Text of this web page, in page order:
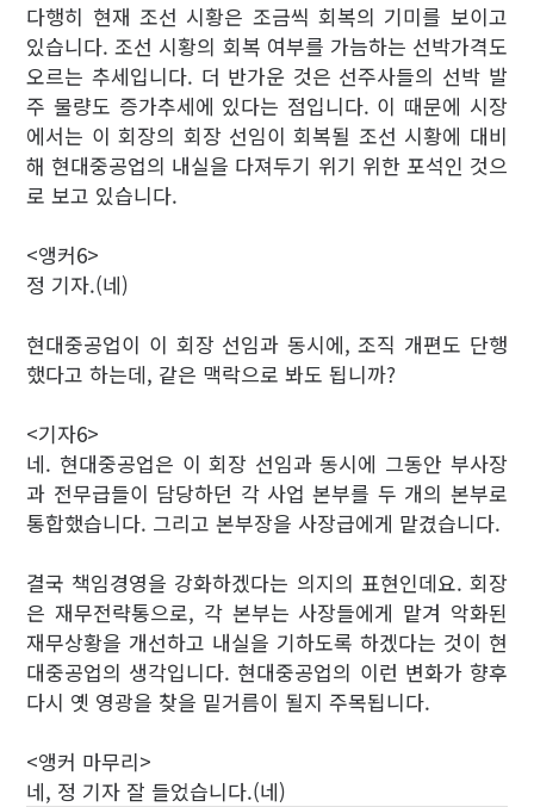
다행히 현재 조선 시황은 조금씩 회복의 기미를 보이고
있습니다. 조선 시황의 회복 여부를 가늠하는 선박가격도
오르는 추세입니다. 더 반가운 것은 선주사들의 선박 발
주 물량도 증가추세에 있다는 점입니다. 이 때문에 시장
에서는 이 회장의 회장 선임이 회복될 조선 시황에 대비
해 현대중공업의 내실을 다져두기 위기 위한 포석인 것으
로 보고 있습니다.
<앵커6>
정 기자.(네)
현대중공업이 이 회장 선임과 동시에, 조직 개편도 단행
했다고 하는데, 같은 맥락으로 봐도 됩니까?
<기자6>
네. 현대중공업은 이 회장 선임과 동시에 그동안 부사장
과 전무급들이 담당하던 각 사업 본부를 두 개의 본부로
통합했습니다. 그리고 본부장을 사장급에게 맡겼습니다.
결국 책임경영을 강화하겠다는 의지의 표현인데요. 회장
은 재무전략통으로, 각 본부는 사장들에게 맡겨 악화된
재무상황을 개선하고 내실을 기하도록 하겠다는 것이 현
대중공업의 생각입니다. 현대중공업의 이런 변화가 향후
다시 옛 영광을 찾을 밑거름이 될지 주목됩니다.
<앵커 마무리>
네, 정 기자 잘 들었습니다.(네)